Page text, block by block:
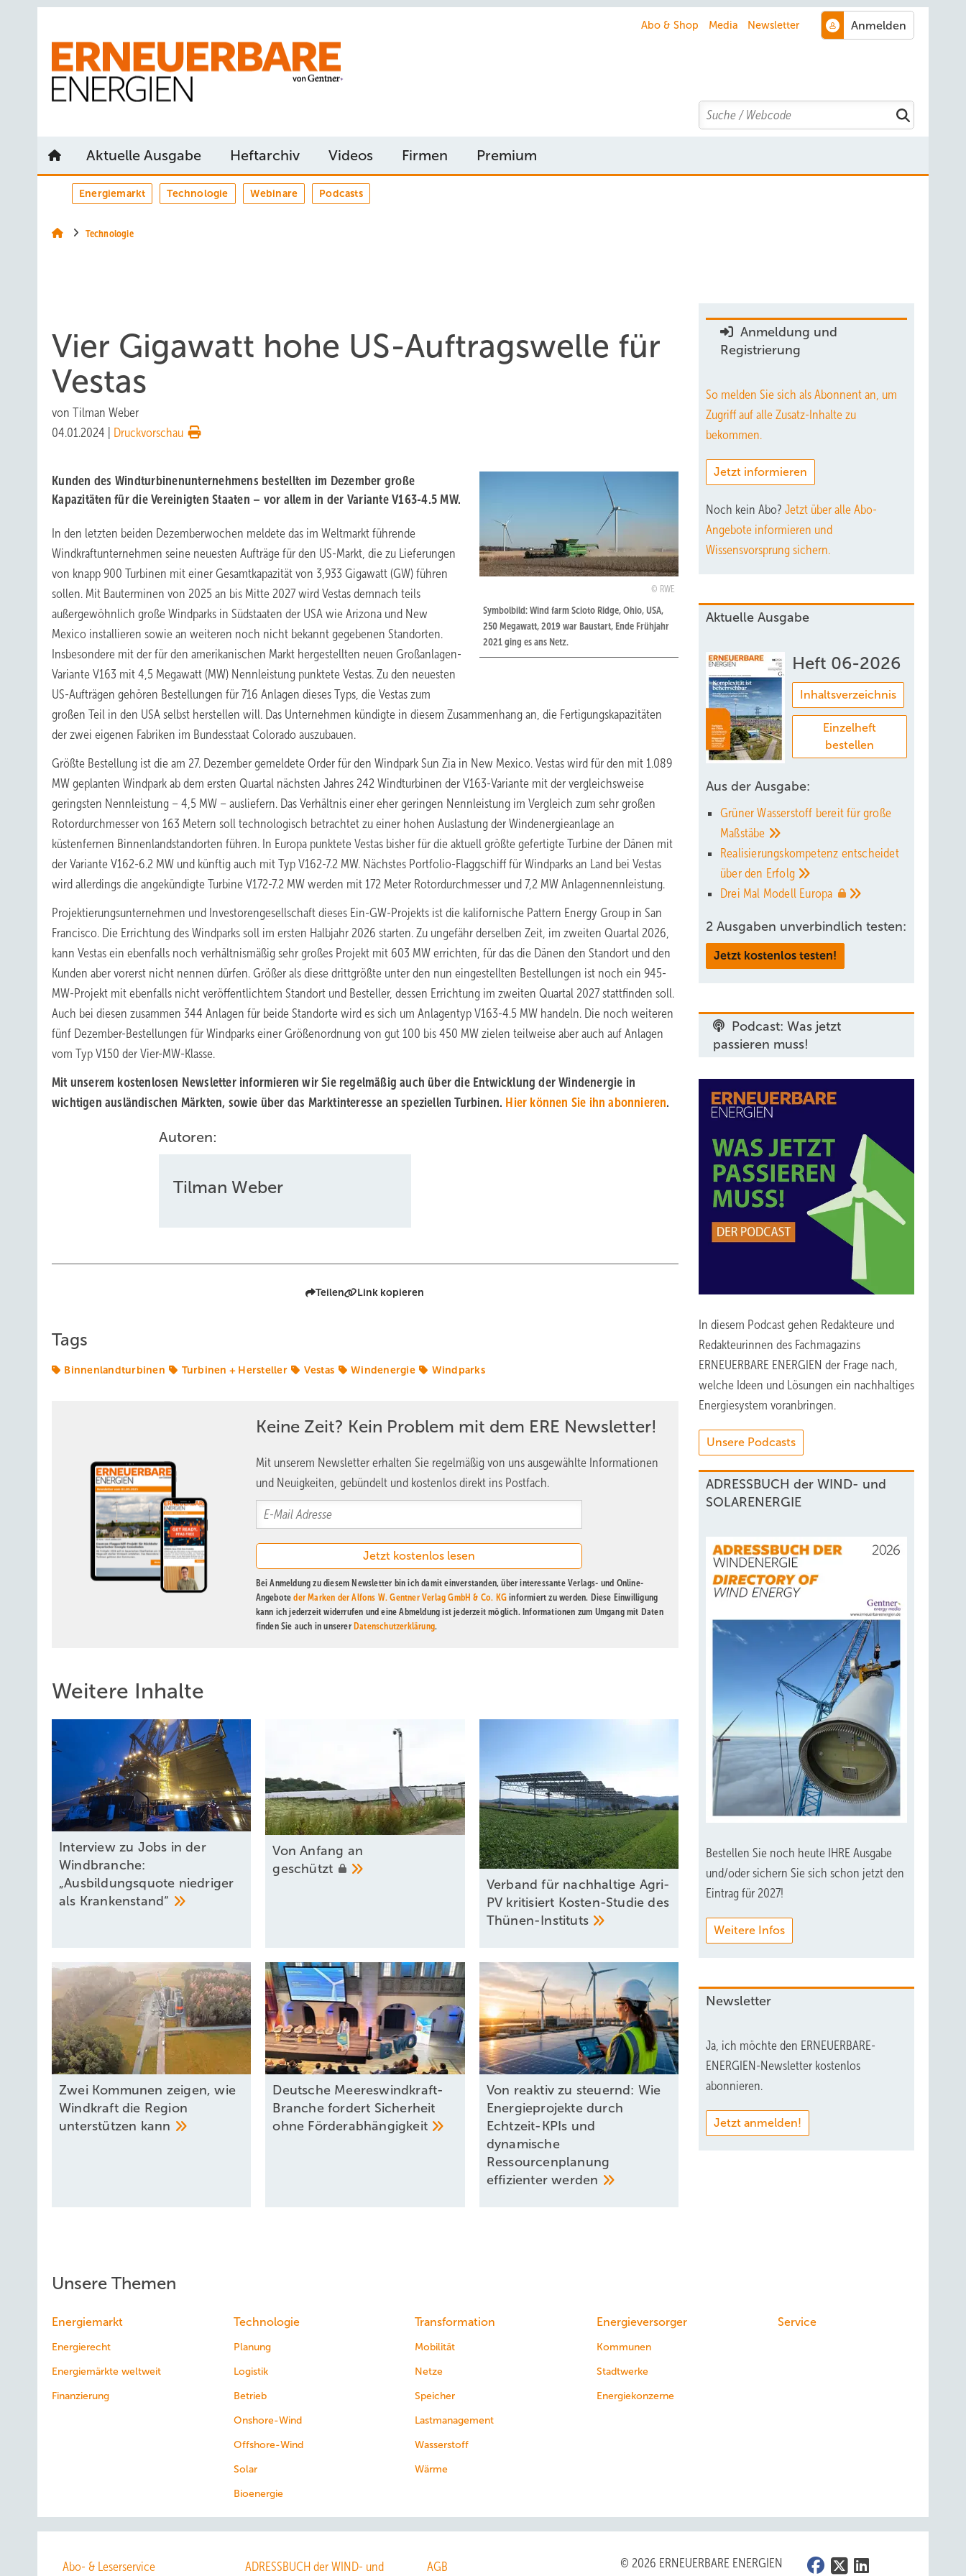
Abo & Shop Media Newsletter
Search
Aktuelle Ausgabe Heftarchiv Videos Firmen Premium
Energiemarkt Technologie Webinare Podcasts
Technologie
Vier Gigawatt hohe US-Auftragswelle für
Vestas
von Tilman Weber
04.01.2024
Druckvorschau
RWE
Symbolbild: Wind farm Scioto Ridge, Ohio, USA,
250 Megawatt, 2019 war Baustart, Ende Frühjahr
2021 ging es ans Netz.
Kunden des Windturbinenunternehmens bestellten im Dezember große
Kapazitäten für die Vereinigten Staaten – vor allem in der Variante V163-4.5 MW.
In den letzten beiden Dezemberwochen meldete das im Weltmarkt führende
Windkraftunternehmen seine neuesten Aufträge für den US-Markt, die zu Lieferungen
von knapp 900 Turbinen mit einer Gesamtkapazität von 3,933 Gigawatt (GW) führen
sollen. Mit Bauterminen von 2025 an bis Mitte 2027 wird Vestas demnach teils
außergewöhnlich große Windparks in Südstaaten der USA wie Arizona und New
Mexico installieren sowie an weiteren noch nicht bekannt gegebenen Standorten.
Insbesondere mit der für den amerikanischen Markt hergestellten neuen Großanlagen-
Variante V163 mit 4,5 Megawatt (MW) Nennleistung punktete Vestas. Zu den neuesten
US-Aufträgen gehören Bestellungen für 716 Anlagen dieses Typs, die Vestas zum
großen Teil in den USA selbst herstellen will. Das Unternehmen kündigte in diesem Zusammenhang an, die Fertigungskapazitäten
der zwei eigenen Fabriken im Bundesstaat Colorado auszubauen.
Größte Bestellung ist die am 27. Dezember gemeldete Order für den Windpark Sun Zia in New Mexico. Vestas wird für den mit 1.089
MW geplanten Windpark ab dem ersten Quartal nächsten Jahres 242 Windturbinen der V163-Variante mit der vergleichsweise
geringsten Nennleistung – 4,5 MW – ausliefern. Das Verhältnis einer eher geringen Nennleistung im Vergleich zum sehr großen
Rotordurchmesser von 163 Metern soll technologisch betrachtet zu einer hohen Auslastung der Windenergieanlage an
küstenfernen Binnenlandstandorten führen. In Europa punktete Vestas bisher für die aktuell größte gefertigte Turbine der Dänen mit
der Variante V162-6.2 MW und künftig auch mit Typ V162-7.2 MW. Nächstes Portfolio-Flaggschiff für Windparks an Land bei Vestas
wird allerdings die angekündigte Turbine V172-7.2 MW werden mit 172 Meter Rotordurchmesser und 7,2 MW Anlagennennleistung.
Projektierungsunternehmen und Investorengesellschaft dieses Ein-GW-Projekts ist die kalifornische Pattern Energy Group in San
Francisco. Die Errichtung des Windparks soll im ersten Halbjahr 2026 starten. Zu ungefähr derselben Zeit, im zweiten Quartal 2026,
kann Vestas ein ebenfalls noch verhältnismäßig sehr großes Projekt mit 603 MW errichten, für das die Dänen den Standort und den
Kunden aber vorerst nicht nennen dürfen. Größer als diese drittgrößte unter den nun eingestellten Bestellungen ist noch ein 945-
MW-Projekt mit ebenfalls nicht veröffentlichtem Standort und Besteller, dessen Errichtung im zweiten Quartal 2027 stattfinden soll.
Auch bei diesen zusammen 344 Anlagen für beide Standorte wird es sich um Anlagentyp V163-4.5 MW handeln. Die noch weiteren
fünf Dezember-Bestellungen für Windparks einer Größenordnung von gut 100 bis 450 MW zielen teilweise aber auch auf Anlagen
vom Typ V150 der Vier-MW-Klasse.
Mit unserem kostenlosen Newsletter informieren wir Sie regelmäßig auch über die Entwicklung der Windenergie in
wichtigen ausländischen Märkten, sowie über das Marktinteresse an speziellen Turbinen. Hier können Sie ihn abonnieren.
Autoren:
Tilman Weber
Teilen Link kopieren
Tags
Binnenlandturbinen Turbinen + Hersteller Vestas Windenergie Windparks
Keine Zeit? Kein Problem mit dem ERE Newsletter!
Mit unserem Newsletter erhalten Sie regelmäßig von uns ausgewählte Informationen
und Neuigkeiten, gebündelt und kostenlos direkt ins Postfach.
Bei Anmeldung zu diesem Newsletter bin ich damit einverstanden, über interessante Verlags- und Online-
Angeboteder Marken der Alfons W. Gentner Verlag GmbH & Co. KG informiert zu werden. Diese Einwilligung
kann ich jederzeit widerrufen und eine Abmeldung ist jederzeit möglich. Informationen zum Umgang mit Daten
finden Sie auch in unserer Datenschutzerklärung.
Weitere Inhalte
Interview zu Jobs in der
Windbranche:
„Ausbildungsquote niedriger
als Krankenstand“
Von Anfang an
geschützt
Verband für nachhaltige Agri-
PV kritisiert Kosten-Studie des
Thünen-Instituts
Zwei Kommunen zeigen, wie
Windkraft die Region
unterstützen kann
Deutsche Meereswindkraft-
Branche fordert Sicherheit
ohne Förderabhängigkeit
Von reaktiv zu steuernd: Wie
Energieprojekte durch
Echtzeit-KPIs und
dynamische
Ressourcenplanung
effizienterwerden
Anmeldung und
Registrierung
So melden Sie sich als Abonnent an, um
Zugriff auf alle Zusatz-Inhalte zu
bekommen.
Jetzt informieren
Noch kein Abo? Jetzt über alle Abo-
Angebote informieren und
Wissensvorsprung sichern.
Aktuelle Ausgabe
Heft 06-2026
Inhaltsverzeichnis
Einzelheft
bestellen
Aus der Ausgabe:
Grüner Wasserstoff bereit für große
Maßstäbe
Realisierungskompetenz entscheidet
über den Erfolg
Drei Mal Modell Europa
2 Ausgaben unverbindlich testen:
Jetzt kostenlos testen!
Podcast: Was jetzt
passieren muss!
In diesem Podcast gehen Redakteure und
Redakteurinnen des Fachmagazins
ERNEUERBARE ENERGIEN der Frage nach,
welche Ideen und Lösungen ein nachhaltiges
Energiesystem voranbringen.
Unsere Podcasts
ADRESSBUCH der WIND- und
SOLARENERGIE
Bestellen Sie noch heute IHRE Ausgabe
und/oder sichern Sie sich schon jetzt den
Eintrag für 2027!
Weitere Infos
Newsletter
Ja, ich möchte den ERNEUERBARE-
ENERGIEN-Newsletter kostenlos
abonnieren.
Jetzt anmelden!
Unsere Themen
Energiemarkt
Energierecht
Energiemärkte weltweit
Finanzierung
Technologie
Planung
Logistik
Betrieb
Onshore-Wind
Offshore-Wind
Solar
Bioenergie
Transformation
Mobilität
Netze
Speicher
Lastmanagement
Wasserstoff
Wärme
Energieversorger
Kommunen
Stadtwerke
Energiekonzerne
Service
Abo- & Leserservice ADRESSBUCH der WIND- und AGB © 2026 ERNEUERBARE ENERGIEN